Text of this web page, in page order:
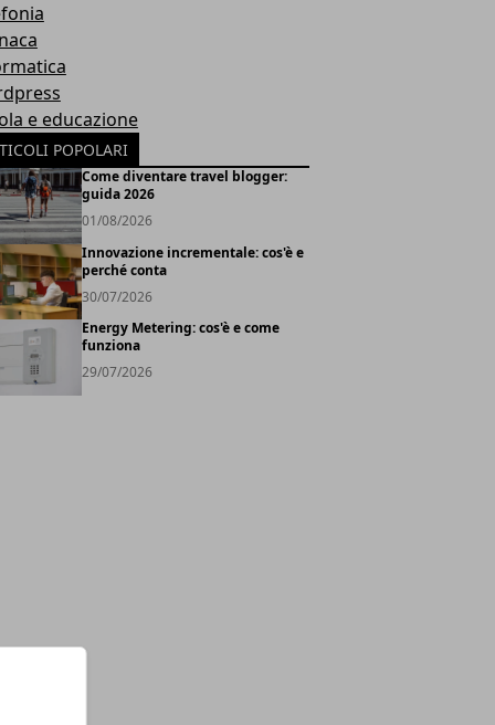
e educazione
POPOLARI
Come diventare travel blogger:
guida 2026
01/08/2026
Innovazione incrementale: cos'è e
perché conta
30/07/2026
Energy Metering: cos'è e come
funziona
29/07/2026